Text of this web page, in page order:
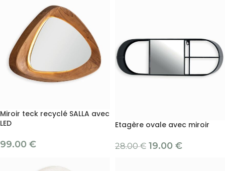
Miroir teck recyclé SALLA avec
LED
99.00 €
Etagère ovale avec miroir
28.00€ 19.00 €